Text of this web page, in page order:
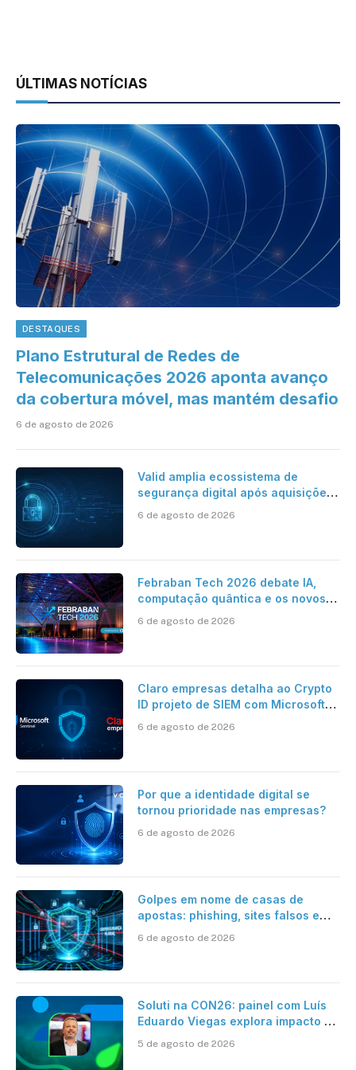
ÚLTIMAS NOTÍCIAS
DESTAQUES
Plano Estrutural de Redes de
Telecomunicações 2026 aponta avanço
da cobertura móvel, mas mantém desafio
6 de agosto de 2026
Valid amplia ecossistema de
segurança digital após aquisições
6 de agosto de 2026
Febraban Tech 2026 debate IA,
computação quântica e os novos
6 de agosto de 2026
Claro empresas detalha ao Crypto
ID projeto de SIEM com Microsoft
automatizada
6 de agosto de 2026
Por que a identidade digital se
tornou prioridade nas empresas?
6 de agosto de 2026
Golpes em nome de casas de
apostas: phishing, sites falsos e
como se proteger
6 de agosto de 2026
Soluti na CON26: painel com Luís
Eduardo Viegas explora impacto de
dados e IA na eficiência da
Contabilidade
5 de agosto de 2026